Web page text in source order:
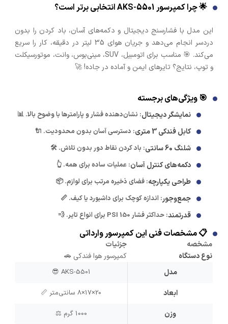
🌟 چرا کمپرسور AKS-5501 انتخابی برتر است؟
این مدل با فشارسنج دیجیتال و دکمه‌های آسان، باد کردن را بدون
دردسر انجام می‌دهد و جریان هوای 35 لیتر در دقیقه، کار را سریع
می‌کند. 🎯 مناسب برای اتومبیل، SUV، مینی‌بوس، وانت، موتورسیکلت
و توپ، نتایج؟ تایرهای ایمن و آماده در جاده! 🚀
🎯 ویژگی‌های برجسته
نمایشگر دیجیتال: نشان‌دهنده فشار و پارامترها با وضوح بالا. 📊
کابل فندکی 3 متری : دسترسی آسان بدون محدودیت. 🔌
شلنگ 60 سانتی : باد کردن نقاط دور بدون تلاش. 🛠️
دکمه‌های کنترل آسان: عملیات ساده برای همه. 👆
طراحی یکپارچه: فضای ذخیره مرتب برای لوازم. 📦
جمع‌وجور: اندازه کوچک برای داشبورد یا کیف. 📏
قدرتمند: حداکثر فشار 150 PSI برای انواع تایر. 💨
📋 مشخصات فنی این کمپرسور وارداتی
مشخصه
جزئیات
نوع دستگاه
کمپرسور هوا فندکی 🚗
مدل
AKS-5501 😎
ابعاد 20×17×8 سانتی‌متر 📏
وزن 1000 گرم ⚖️